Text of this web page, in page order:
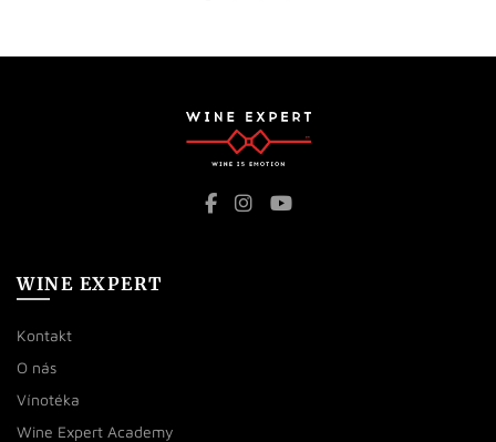
WINE EXPERT
Kontakt
O nás
Vínotéka
Wine Expert Academy